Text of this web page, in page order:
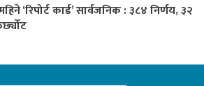
‘रिपोर्ट कार्ड’ सार्वजनिक : ३८४ निर्णय, ३२